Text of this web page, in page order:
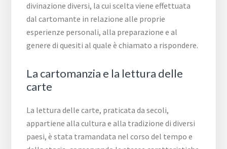
divinazione diversi, la cui scelta viene effettuata
dal cartomante in relazione alle proprie
esperienze personali, alla preparazione e al
genere di quesiti al quale è chiamato a rispondere.
La cartomanzia e la lettura delle
carte
La lettura delle carte, praticata da secoli,
appartiene alla cultura e alla tradizione di diversi
paesi, è stata tramandata nel corso del tempo e